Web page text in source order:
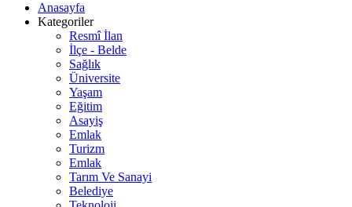
Anasayfa
Kategoriler
Resmî İlan
İlçe - Belde
Sağlık
Üniversite
Yaşam
Eğitim
Asayiş
Emlak
Turizm
Emlak
Tarım Ve Sanayi
Belediye